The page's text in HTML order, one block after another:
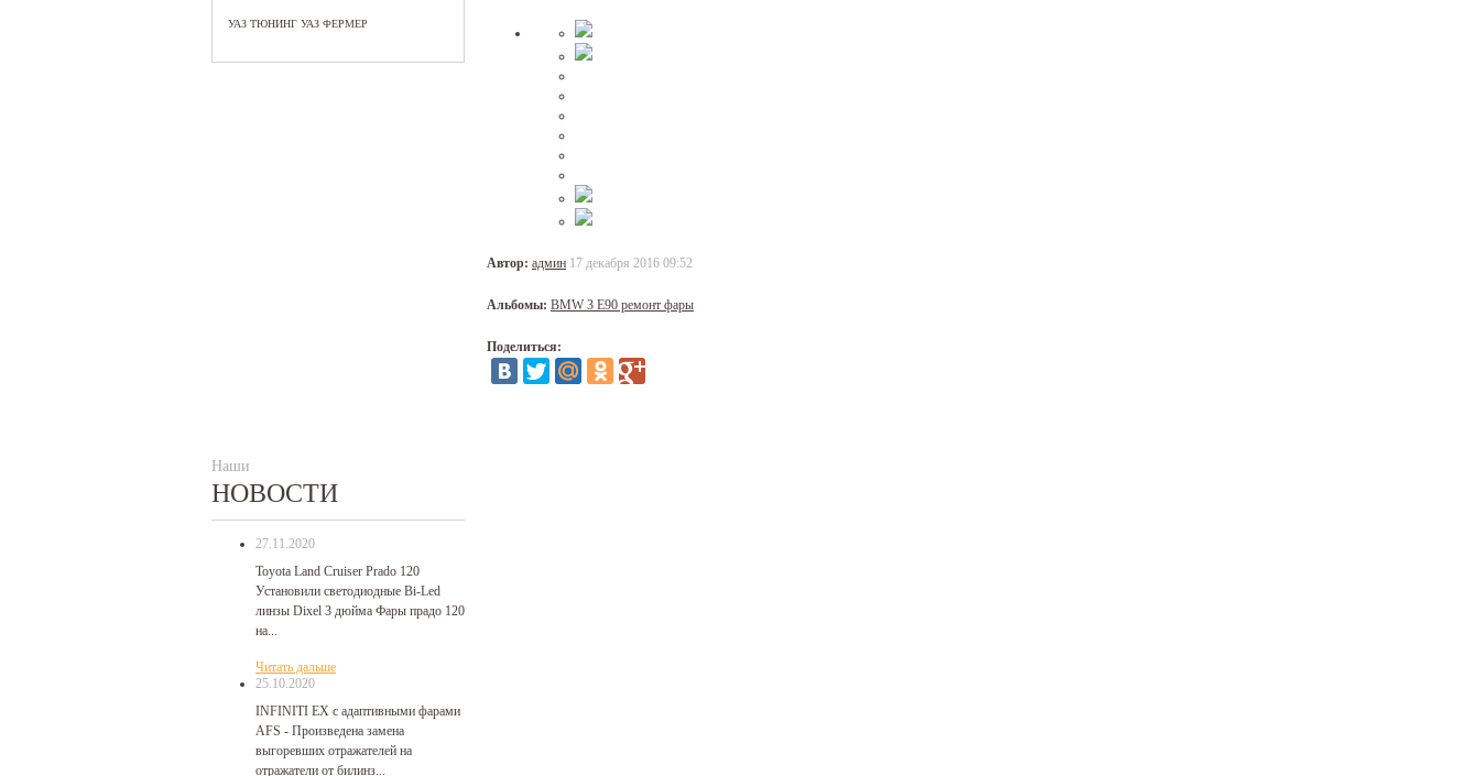
УАЗ ТЮНИНГ УАЗ ФЕРМЕР
Наши
НОВОСТИ
27.11.2020
Toyota Land Cruiser Prado 120
Установили светодиодные Bi-Led
линзы Dixel 3 дюйма Фары прадо 120
на...
Читать дальше
25.10.2020
INFINITI EX с адаптивными фарами
AFS - Произведена замена
выгоревших отражателей на
отражатели от билинз...
Автор: админ 17 декабря 2016 09:52
Альбомы: BMW 3 E90 ремонт фары
Поделиться: